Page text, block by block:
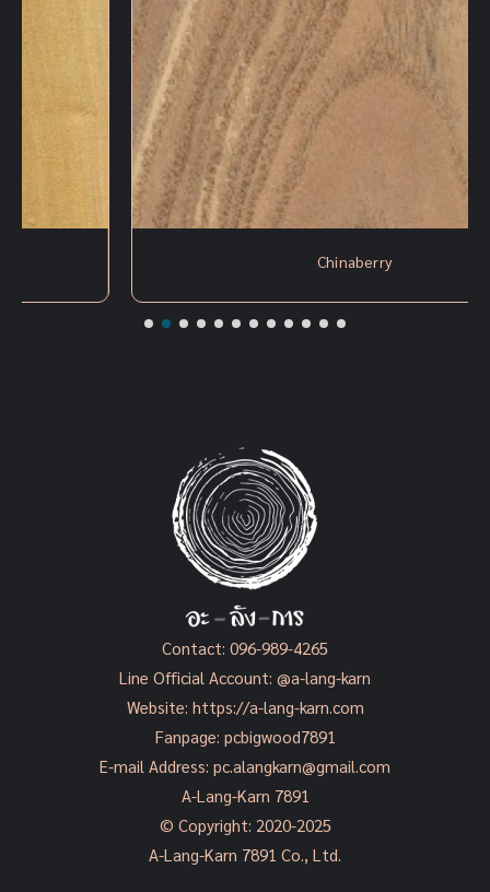
Contact: 096-989-4265
Line Official Account: @a-lang-karn
Website: https://a-lang-karn.com
Fanpage: pcbigwood7891
E-mail Address: pc.alangkarn@gmail.com
A-Lang-Karn 7891
© Copyright: 2020-2025
A-Lang-Karn 7891 Co., Ltd.